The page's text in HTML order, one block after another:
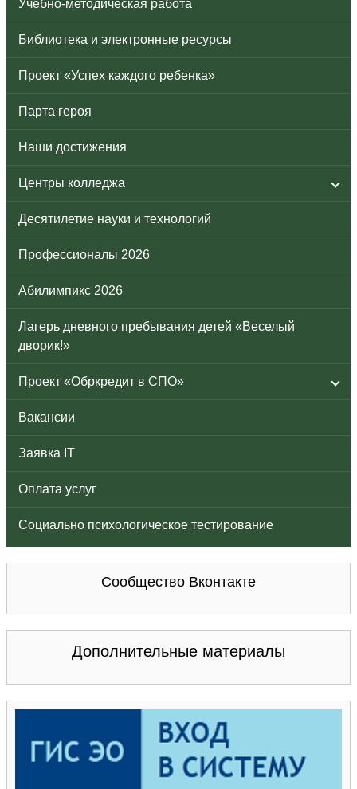
Учебно-методическая работа
Библиотека и электронные ресурсы
Проект «Успех каждого ребенка»
Парта героя
Наши достижения
Центры колледжа
Десятилетие науки и технологий
Профессионалы 2026
Абилимпикс 2026
Лагерь дневного пребывания детей «Веселый
дворик!»
Проект «Обркредит в СПО»
Вакансии
Заявка IT
Оплата услуг
Социально психологическое тестирование
Сообщество Вконтакте
Дополнительные материалы